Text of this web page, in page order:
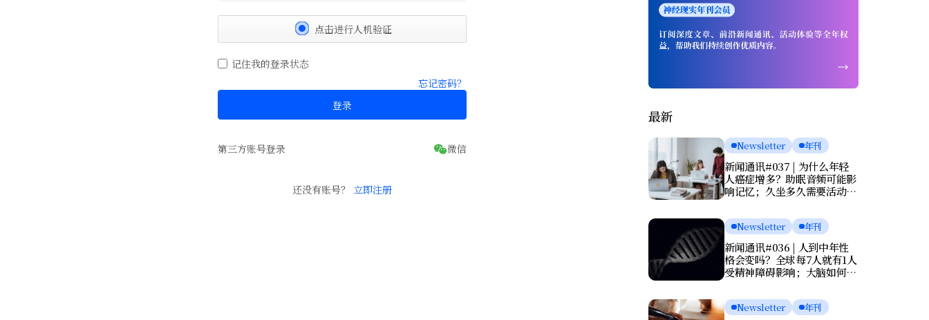
点击进行人机验证
记住我的登录状态
忘记密码？
登录
第三方账号登录
还没有账号？ 立即注册
最新
Newsletter 年刊
新闻通讯#037 | 为什么年轻
人癌症增多？助眠音频可能影
响记忆；久坐多久需要活动一
Newsletter 年刊
新闻通讯#036 | 人到中年性
格会变吗？全球每7人就有1人
受精神障碍影响；大脑如何清
亡？
Newsletter 年刊